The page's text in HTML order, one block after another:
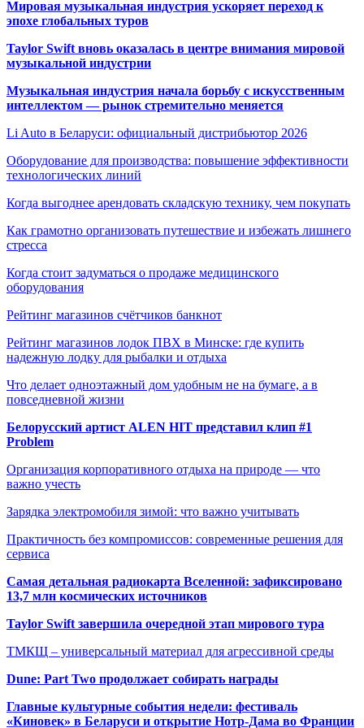
Мировая музыкальная индустрия ускоряет переход к
эпохе глобальных туров
Taylor Swift вновь оказалась в центре внимания мировой
музыкальной индустрии
Музыкальная индустрия начала борьбу с искусственным
интеллектом — рынок стремительно меняется
Li Auto в Беларуси: официальный дистрибьютор 2026
Оборудование для производства: повышение эффективности
технологических линий
Когда выгоднее арендовать складскую технику, чем покупать
Как грамотно организовать путешествие и избежать лишнего
стресса
Когда стоит задуматься о продаже медицинского
оборудования
Рейтинг магазинов счётчиков банкнот
Рейтинг магазинов лодок ПВХ в Минске: где купить
надежную лодку для рыбалки и отдыха
Что делает одноэтажный дом удобным не на бумаге, а в
повседневной жизни
Белорусский артист ALEN HIT представил клип #1
Problem
Организация корпоративного отдыха на природе — что
важно учесть
Зарядка электромобиля зимой: что важно учитывать
Практичность без компромиссов: современные решения для
сервиса
Самая детальная радиокарта Вселенной: зафиксировано
13,7 млн космических источников
Taylor Swift завершила очередной этап мирового тура
ТМКЩ – универсальный материал для агрессивной среды
Dune: Part Two продолжает собирать награды
Главные культурные события недели: фестиваль
«Киновек» в Беларуси и открытие Нотр-Дама во Франции